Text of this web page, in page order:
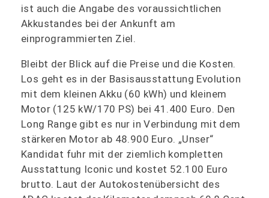
ist auch die Angabe des voraussichtlichen
Akkustandes bei der Ankunft am
einprogrammierten Ziel.
Bleibt der Blick auf die Preise und die Kosten.
Los geht es in der Basisausstattung Evolution
mit dem kleinen Akku (60 kWh) und kleinem
Motor (125 kW/170 PS) bei 41.400 Euro. Den
Long Range gibt es nur in Verbindung mit dem
stärkeren Motor ab 48.900 Euro. „Unser“
Kandidat fuhr mit der ziemlich kompletten
Ausstattung Iconic und kostet 52.100 Euro
brutto. Laut der Autokostenübersicht des